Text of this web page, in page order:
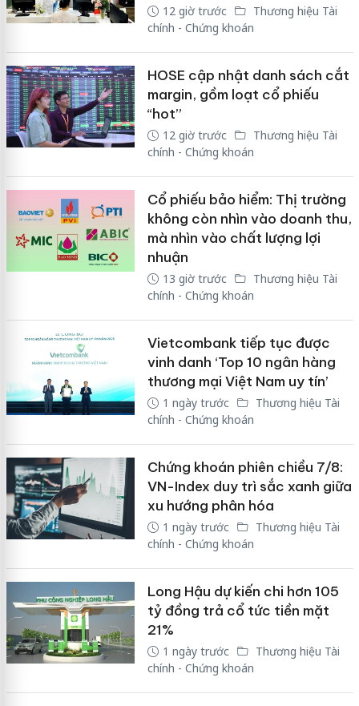
12 giờ trước
Thương hiệu Tài
chính - Chứng khoán
HOSE cập nhật danh sách cắt
margin, gồm loạt cổ phiếu
“hot”
12 giờ trước
Thương hiệu Tài
chính - Chứng khoán
Cổ phiếu bảo hiểm: Thị trường
không còn nhìn vào doanh thu,
mà nhìn vào chất lượng lợi
nhuận
13 giờ trước
Thương hiệu Tài
chính - Chứng khoán
Vietcombank tiếp tục được
vinh danh ‘Top 10 ngân hàng
thương mại Việt Nam uy tín’
1 ngày trước
Thương hiệu Tài
chính - Chứng khoán
Chứng khoán phiên chiều 7/8:
VN-Index duy trì sắc xanh giữa
xu hướng phân hóa
1 ngày trước
Thương hiệu Tài
chính - Chứng khoán
Long Hậu dự kiến chi hơn 105
tỷ đồng trả cổ tức tiền mặt
21%
1 ngày trước
Thương hiệu Tài
chính - Chứng khoán